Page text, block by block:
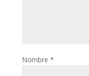
Nombre *